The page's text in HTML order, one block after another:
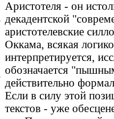
Аристотеля - он
декадентской
аристотелевские
Оккама, всякая
интерпретируется,
обозначается
действительно
Если в силу этой
текстов - уже